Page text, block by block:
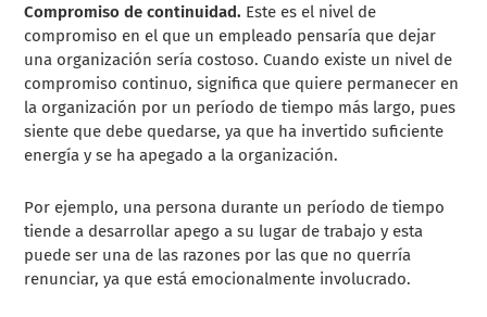
Compromiso de continuidad. Este es el nivel de
compromiso en el que un empleado pensaría que dejar
una organización sería costoso. Cuando existe un nivel de
compromiso continuo, significa que quiere permanecer en
la organización por un período de tiempo más largo, pues
siente que debe quedarse, ya que ha invertido suficiente
energía y se ha apegado a la organización.
Por ejemplo, una persona durante un período de tiempo
tiende a desarrollar apego a su lugar de trabajo y esta
puede ser una de las razones por las que no querría
renunciar, ya que está emocionalmente involucrado.